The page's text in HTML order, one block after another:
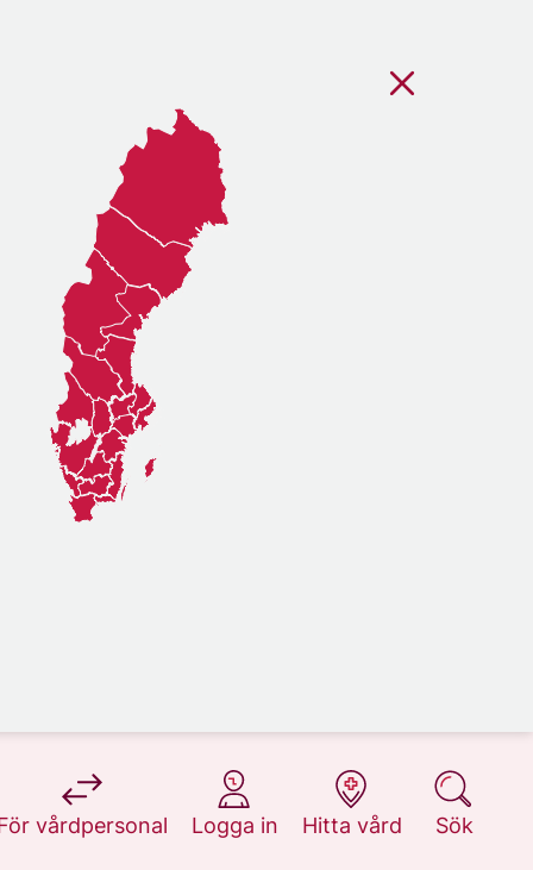
vårdpersonal
på 1177.se
Logga in
på 1177.se
Hitta vård
på 1177.se
Sök
på 1177.se